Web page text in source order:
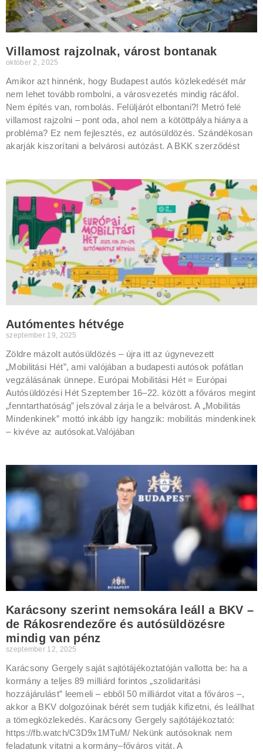
Villamost rajzolnak, várost bontanak
október 2, 2025
Amikor azt hinnénk, hogy Budapest autós közlekedését már
nem lehet tovább rombolni, a városvezetés mindig rácáfol.
Nem építés van, rombolás. Felüljárót elbontani?! Metró felé
villamost rajzolni – pont oda, ahol nem a kötöttpálya hiánya a
probléma? Ez nem fejlesztés, ez autósüldözés. Szándékosan
akarják kiszorítani a belvárosi autózást. A BKK szerződést
Autómentes hétvége
szeptember 19, 2025
Zöldre mázolt autósüldözés – újra itt az úgynevezett
„Mobilitási Hét”, ami valójában a budapesti autósok pofátlan
vegzálásának ünnepe. Európai Mobilitási Hét = Európai
Autósüldözési Hét Szeptember 16–22. között a főváros megint
„fenntarthatóság” jelszóval zárja le a belvárost. A „Mobilitás
Mindenkinek” mottó inkább így hangzik: mobilitás mindenkinek
– kivéve az autósokat.Valójában
Karácsony szerint nemsokára leáll a BKV –
de Rákosrendezőre és autósüldözésre
mindig van pénz
szeptember 12, 2025
Karácsony Gergely saját sajtótájékoztatóján vallotta be: ha a
kormány a teljes 89 milliárd forintos „szolidaritási
hozzájárulást” leemeli – ebből 50 milliárdot vitat a főváros –,
akkor a BKV dolgozóinak bérét sem tudják kifizetni, és leállhat
a tömegközlekedés. Karácsony Gergely sajtótájékoztató:
https://fb.watch/C3D9x1MTuM/ Nekünk autósoknak nem
feladatunk vitatni a kormány–főváros vitát. A